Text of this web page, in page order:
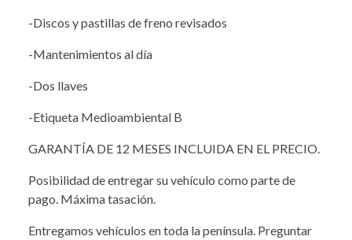
-Discos y pastillas de freno revisados
-Mantenimientos al día
-Dos llaves
-Etiqueta Medioambiental B
GARANTÍA DE 12 MESES INCLUIDA EN EL PRECIO.
Posibilidad de entregar su vehículo como parte de
pago. Máxima tasación.
Entregamos vehículos en toda la península. Preguntar